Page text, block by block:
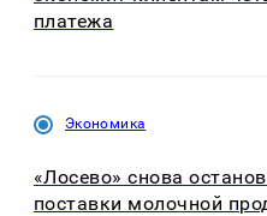
платежа
Экономика
«Лосево» снова
поставки молочной